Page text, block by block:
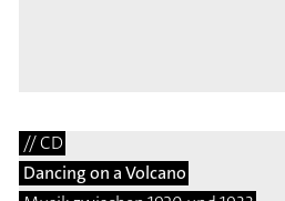
// CD
Dancing on a Volcano